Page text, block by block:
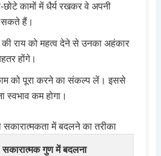
छोटे कामों में धैर्य रखकर वे अपनी
सकते हैं।
की राय को महत्व देने से उनका अहंकार
होंगे।
को पूरा करने का संकल्प लें। इससे
स्वभाव कम होगा।
सकारात्मकता में बदलने का तरीका
सकारात्मक गुण में बदलना